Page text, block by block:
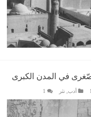
في المدن الكبرى
أدب نثر 1